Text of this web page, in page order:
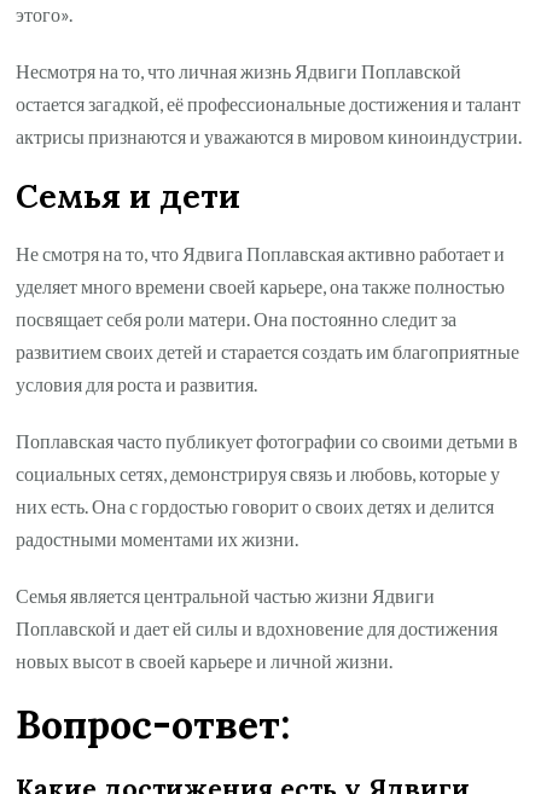
этого».
Несмотря на то, что личная жизнь Ядвиги Поплавской
остается загадкой, её профессиональные достижения и талант
актрисы признаются и уважаются в мировом киноиндустрии.
Семья и дети
Не смотря на то, что Ядвига Поплавская активно работает и
уделяет много времени своей карьере, она также полностью
посвящает себя роли матери. Она постоянно следит за
развитием своих детей и старается создать им благоприятные
условия для роста и развития.
Поплавская часто публикует фотографии со своими детьми в
социальных сетях, демонстрируя связь и любовь, которые у
них есть. Она с гордостью говорит о своих детях и делится
радостными моментами их жизни.
Семья является центральной частью жизни Ядвиги
Поплавской и дает ей силы и вдохновение для достижения
новых высот в своей карьере и личной жизни.
Вопрос-ответ: